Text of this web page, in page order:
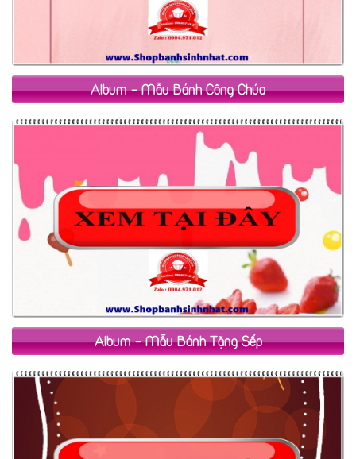
Album - Mẫu Bánh Công Chúa
Album - Mẫu Bánh Tặng Sếp